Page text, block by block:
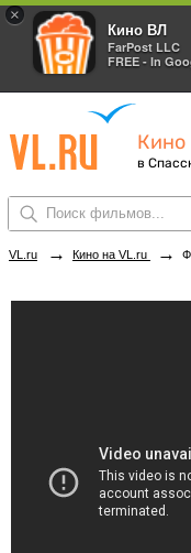
×
Кино ВЛ
FarPost LLC
FREE - In
Кино
в
VL.ru → Кино на VL.ru →